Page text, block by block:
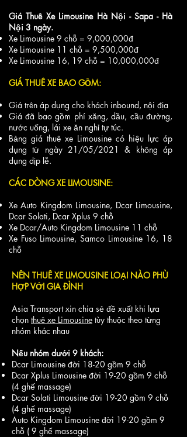
Giá Thuê Xe Limousine Hà Nội - Sapa - Hà
Nội 3 ngày.
Xe Limousine 9 chỗ = 9,000,000đ
Xe Limousine 11 chỗ = 9,500,000đ
Xe Limousine 16, 19 chỗ = 10,000,000đ
GIÁ THUÊ XE BAO GỒM:
Giá trên áp dụng cho khách inbound, nội địa
Giá đã bao gồm phí xăng, dầu, cầu đường,
nước uống, lái xe ăn nghỉ tự túc.
Bảng giá thuê xe Limousine có hiệu lực áp
dụng từ ngày 21/05/2021 & không áp
dụng dịp lễ.
CÁC DÒNG XE LIMOUSINE:
Xe Auto Kingdom Limousine, Dcar Limousine,
Dcar Solati, Dcar Xplus 9 chỗ
Xe Dcar/Auto Kingdom Limousine 11 chỗ
Xe Fuso Limousine, Samco Limousine 16, 18
chỗ
NÊN THUÊ XE LIMOUSINE LOẠI NÀO PHÙ
HỢP VỚI GIA ĐÌNH
Asia Transport xin chia sẻ đề xuất khi lựa
chọn thuê xe Limousine tùy thuộc theo từng
nhóm khác nhau
Nếu nhóm dưới 9 khách:
Dcar Limousine đời 18-20 gồm 9 chỗ
Dcar Xplus Limousine đời 19-20 gồm 9 chỗ
(4 ghế massage)
Dcar Solati Limousine đời 19-20 gồm 9 chỗ
(4 ghế massage)
Auto Kingdom Limousine đời 19-20 gồm 9
chỗ ( 9 ghế massage)